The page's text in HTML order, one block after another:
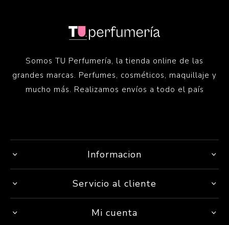
Somos TU Perfumería, la tienda online de las
grandes marcas. Perfumes, cosméticos, maquillaje y
mucho más. Realizamos envíos a todo el país
Informacion
Servicio al cliente
Mi cuenta